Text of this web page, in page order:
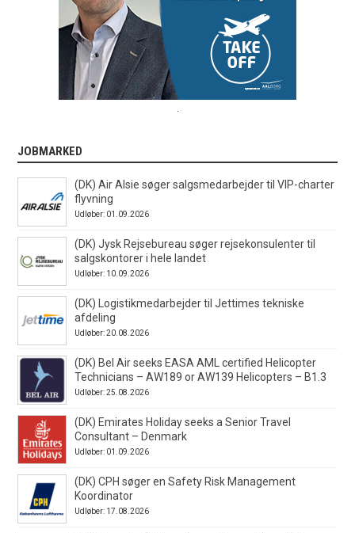
JOBMARKED
(DK) Air Alsie søger salgsmedarbejder til VIP-charter
flyvning
Udløber: 01.09.2026
(DK) Jysk Rejsebureau søger rejsekonsulenter til
salgskontorer i hele landet
Udløber: 10.09.2026
(DK) Logistikmedarbejder til Jettimes tekniske
afdeling
Udløber: 20.08.2026
(DK) Bel Air seeks EASA AML certified Helicopter
Technicians – AW189 or AW139 Helicopters – B1.3
Udløber: 25.08.2026
(DK) Emirates Holiday seeks a Senior Travel
Consultant – Denmark
Udløber: 01.09.2026
(DK) CPH søger en Safety Risk Management
Koordinator
Udløber: 17.08.2026